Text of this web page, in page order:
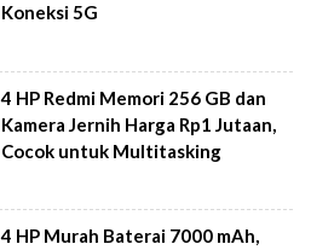
Koneksi 5G
4 HP Redmi Memori 256 GB dan
Kamera Jernih Harga Rp1 Jutaan,
Cocok untuk Multitasking
4 HP Murah Baterai 7000 mAh,